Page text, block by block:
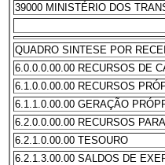
39000 MINISTÉRIO DOS
QUADRO SINTESE POR
6.0.0.0.00.00 RECURSOS DE
6.1.0.0.00.00 RECURSOS
6.1.1.0.00.00 GERAÇÃO
6.2.0.0.00.00 RECURSOS
6.2.1.0.00.00 TESOURO
6.2.1.3.00.00 SALDOS DE